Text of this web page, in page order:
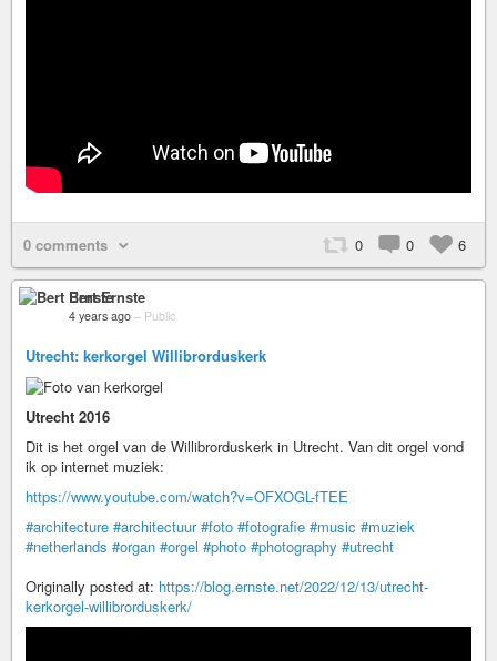
0 comments 0 0 6
Bert Ernste
4 years ago – Public
Utrecht: kerkorgel Willibrorduskerk
Utrecht 2016
Dit is het orgel van de Willibrorduskerk in Utrecht. Van dit orgel vond
ik op internet muziek:
https://www.youtube.com/watch?v=OFXOGL-fTEE
#architecture #architectuur #foto #fotografie #music #muziek
#netherlands #organ #orgel #photo #photography #utrecht
Originally posted at: https://blog.ernste.net/2022/12/13/utrecht-
kerkorgel-willibrorduskerk/